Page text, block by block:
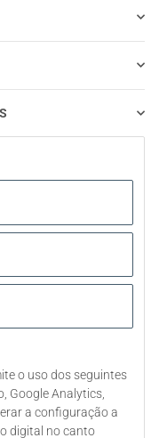
o uso dos seguintes
Google Analytics,
a configuração a
digital no canto